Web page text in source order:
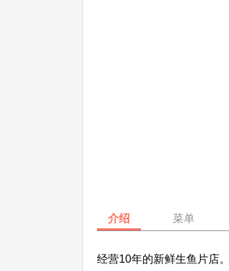
介绍 菜单
经营10年的新鲜生鱼片店